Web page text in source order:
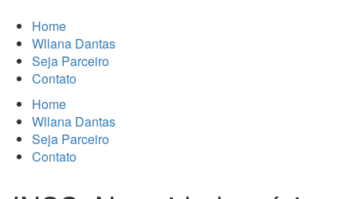
Home
Wllana Dantas
Seja Parceiro
Contato
Home
Wllana Dantas
Seja Parceiro
Contato